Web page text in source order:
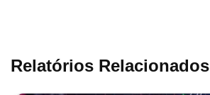
Relatórios Relacionados